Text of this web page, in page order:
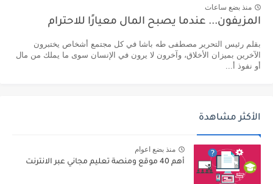
منذ بضع ساعات
المزيفون... عندما يصبح المال معيارًا للاحترام
بقلم رئيس التحرير مصطفى طه باشا في كل مجتمع أشخاص يختبرون
الآخرين بميزان الأخلاق، وآخرون لا يرون في الإنسان سوى ما يملك من مال
أو نفوذ أ...
الأكثر مشاهدة
منذ بضع اعوام
أهم 40 موقع ومنصة تعليم مجاني عبر الانترنت